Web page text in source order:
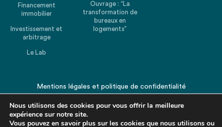
Financement
immobilier
Investissement et
arbitrage
Le Lab
Ouvrage : “La
transformation de
bureaux en
logements”
Mentions légales et politique de confidentialité
Nous utilisons des cookies pour vous offrir la meilleure
expérience sur notre site.
Vous pouvez en savoir plus sur les cookies que nous utilisons ou